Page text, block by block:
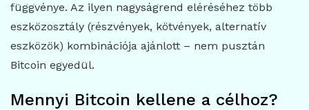
függvénye. Az ilyen nagyságrend eléréséhez több
eszközosztály (részvények, kötvények, alternatív
eszközök) kombinációja ajánlott – nem pusztán
Bitcoin egyedül.
Mennyi Bitcoin kellene a célhoz?